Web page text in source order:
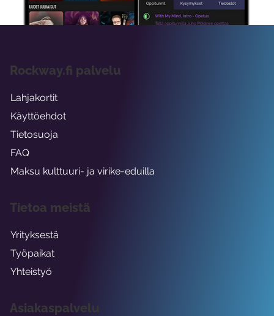
Asiakaspalvelu
Rockway.fi palvelu
Lahjakortit
Käyttöehdot
Tietosuoja
FAQ
Maksu kulttuuri- ja virike-eduilla
Tietoa meistä
Yrityksestä
Työpaikat
Yhteistyö